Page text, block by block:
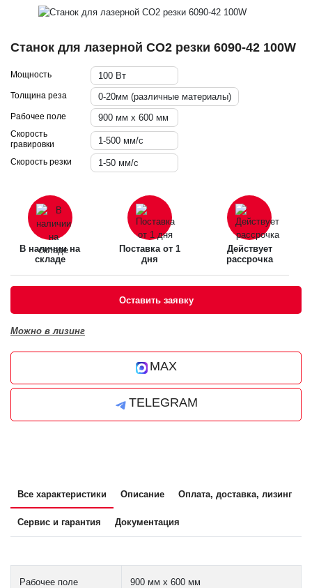
Станок для лазерной CO2 резки 6090-42 100W
Мощность 100 Вт
Толщина реза 0-20мм (различные материалы)
Рабочее поле 900 мм х 600 мм
Скорость
гравировки
1-500 мм/с
Скорость резки 1-50 мм/с
В наличии на
складе
Поставка от 1
дня
Действует
рассрочка
Оставить заявку
Можно в лизинг
MAX
TELEGRAM
Все характеристики Описание Оплата, доставка, лизинг
Сервис и гарантия Документация
Рабочее поле 900 мм х 600 мм